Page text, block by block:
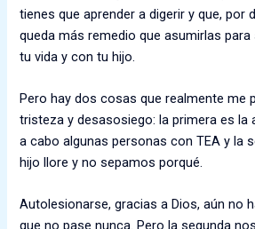
tienes que aprender a digerir y que, por
queda más remedio que asumirlas
tu vida y con tu hijo.
Pero hay dos cosas que realmente me
tristeza y desasosiego: la primera es la
a cabo algunas personas con TEA y la
hijo llore y no sepamos porqué.
Autolesionarse, gracias a Dios, aún no
que no pase nunca. Pero la segunda